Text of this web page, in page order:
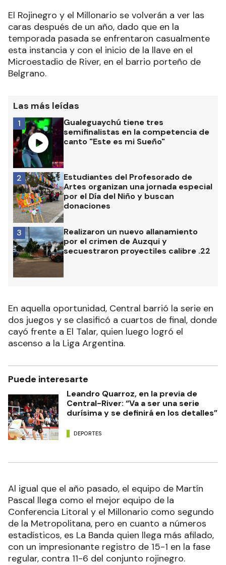
El Rojinegro y el Millonario se volverán a ver las
caras después de un año, dado que en la
temporada pasada se enfrentaron casualmente
esta instancia y con el inicio de la llave en el
Microestadio de River, en el barrio porteño de
Belgrano.
Las más leídas
Gualeguaychú tiene tres
semifinalistas en la competencia de
canto "Este es mi Sueño"
1
Estudiantes del Profesorado de
Artes organizan una jornada especial
por el Día del Niño y buscan
donaciones
2
Realizaron un nuevo allanamiento
por el crimen de Auzqui y
secuestraron proyectiles calibre .22
3
En aquella oportunidad, Central barrió la serie en
dos juegos y se clasificó a cuartos de final, donde
cayó frente a El Talar, quien luego logró el
ascenso a la Liga Argentina.
Puede interesarte
Leandro Quarroz, en la previa de
Central-River: “Va a ser una serie
durísima y se definirá en los detalles”
DEPORTES
Al igual que el año pasado, el equipo de Martín
Pascal llega como el mejor equipo de la
Conferencia Litoral y el Millonario como segundo
de la Metropolitana, pero en cuanto a números
estadísticos, es La Banda quien llega más afilado,
con un impresionante registro de 15-1 en la fase
regular, contra 11-6 del conjunto rojinegro.